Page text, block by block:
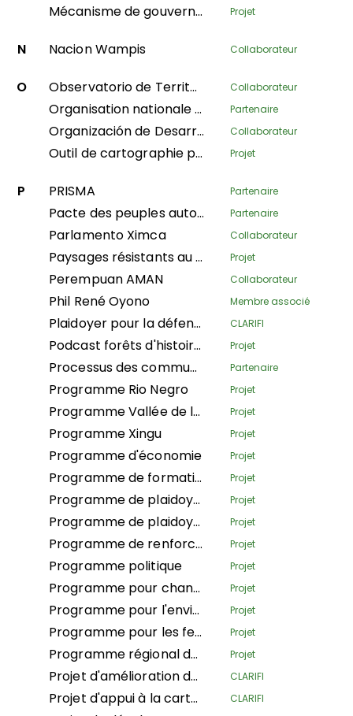
Mécanisme de gouvernance territoriale (MGT) Projet
N Nacion Wampis Collaborateur
O Observatorio de Territorios Étnicos y Campesinos Collaborateur
Organisation nationale des femmes autochtones andines et amazoniennes du Pérou Partenaire
Organización de Desarrollo Étnico Comunitario Collaborateur
Outil de cartographie participative Projet
P PRISMA Partenaire
Pacte des peuples autochtones d'Asie Partenaire
Parlamento Ximca Collaborateur
Paysages résistants au climat et amélioration des moyens de subsistance au Népal Projet
Perempuan AMAN Collaborateur
Phil René Oyono Membre associé
Plaidoyer pour la défense des droits territoriaux des peuples et communautés indigènes dans le département de Putumayo CLARIFI
Podcast forêts d'histoires Projet
Processus des communautés noires Partenaire
Programme Rio Negro Projet
Programme Vallée de la Ribeira Projet
Programme Xingu Projet
Programme d'économie Projet
Programme de formation à la voix autochtone Projet
Programme de plaidoyer mondial Projet
Programme de plaidoyer politique de la Campagne des droits humains (HRCPA) Projet
Programme de renforcement des organisations et du mouvement (OSMB) Projet
Programme politique Projet
Programme pour changement climatique Projet
Programme pour l'environnement Projet
Programme pour les femmes autochtones Projet
Programme régional de renforcement des capacités Projet
Projet d'amélioration des moyens de subsistance, des connaissances et du plaidoyer des éleveurs CLARIFI
Projet d'appui à la cartographie et à la sécurisation des droits fonciers de la communauté autochtone Ngbanaza dans le Sud-Ubangi (RDC) CLARIFI